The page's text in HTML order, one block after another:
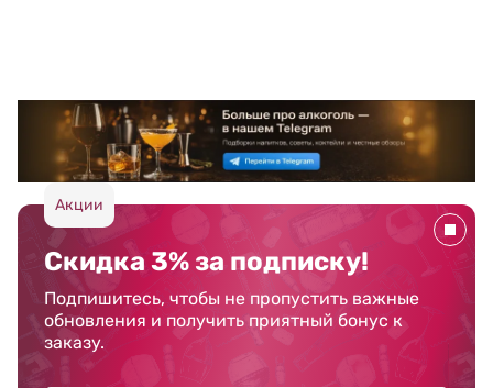
Акции
Скидка 3% за подписку!
Подпишитесь, чтобы не пропустить важные
обновления и получить приятный бонус к
заказу.